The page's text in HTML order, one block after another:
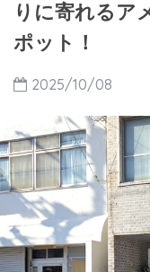
りに寄れるア
ポット！
2025/10/08